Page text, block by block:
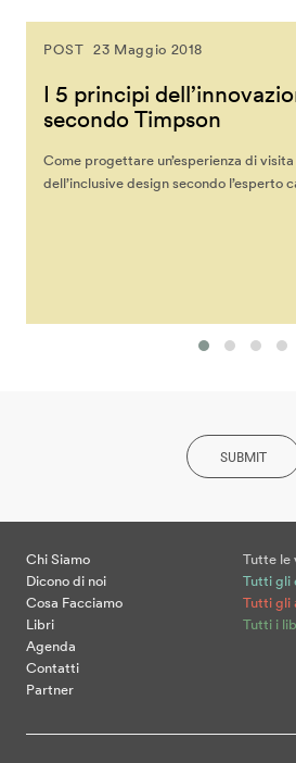
POST 23 Maggio 2018
I 5 principi
secondo Timpson
Come progettare un’esperienza di
dell’inclusive design secondo l’esperto
SUBMIT
Chi Siamo
Dicono di noi
Cosa Facciamo
Libri
Agenda
Contatti
Partner
Tutte le
Tutti gli
Tutti gli
Tutti i